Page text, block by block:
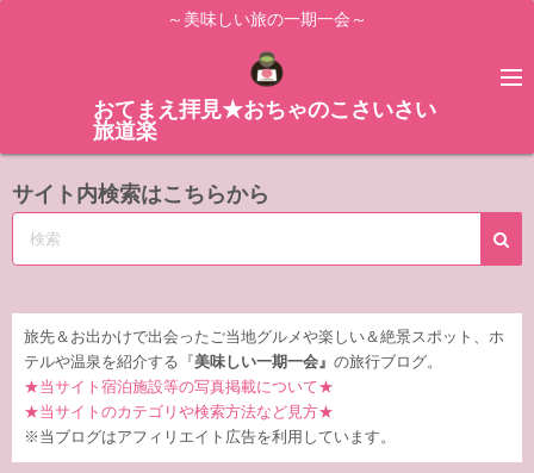
ス
ッ
～美味しい旅の一期一会～
おてまえ拝見★おちゃのこさいさい
旅道楽
サイト内検索はこちらから
旅先＆お出かけで出会ったご当地グルメや楽しい＆絶景スポット、ホ
テルや温泉を紹介する『 美味しい一期一会』 の旅行ブログ。
★当サイト宿泊施設等の写真掲載について★
★当サイトのカテゴリや検索方法など見方★
※当ブログはアフィリエイト広告を利用しています。